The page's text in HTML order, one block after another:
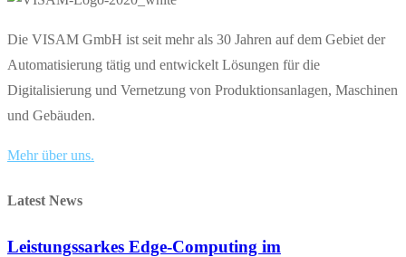
Die VISAM GmbH ist seit mehr als 30 Jahren auf dem Gebiet der
Automatisierung tätig und entwickelt Lösungen für die
Digitalisierung und Vernetzung von Produktionsanlagen, Maschinen
und Gebäuden.
Mehr über uns.
Latest News
Leistungssarkes Edge-Computing im